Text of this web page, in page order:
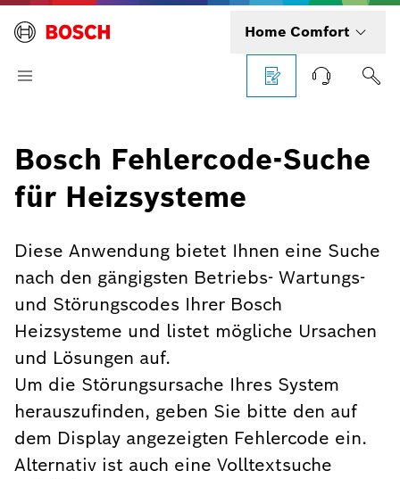
Home Comfort
Bosch Fehlercode-Suche
für Heizsysteme
Diese Anwendung bietet Ihnen eine Suche
nach den gängigsten Betriebs- Wartungs-
und Störungscodes Ihrer Bosch
Heizsysteme und listet mögliche Ursachen
und Lösungen auf.
Um die Störungsursache Ihres System
herauszufinden, geben Sie bitte den auf
dem Display angezeigten Fehlercode ein.
Alternativ ist auch eine Volltextsuche